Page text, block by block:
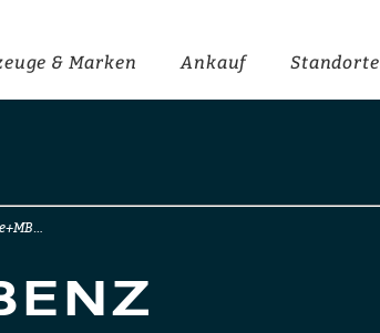
& Marken Ankauf Standorte